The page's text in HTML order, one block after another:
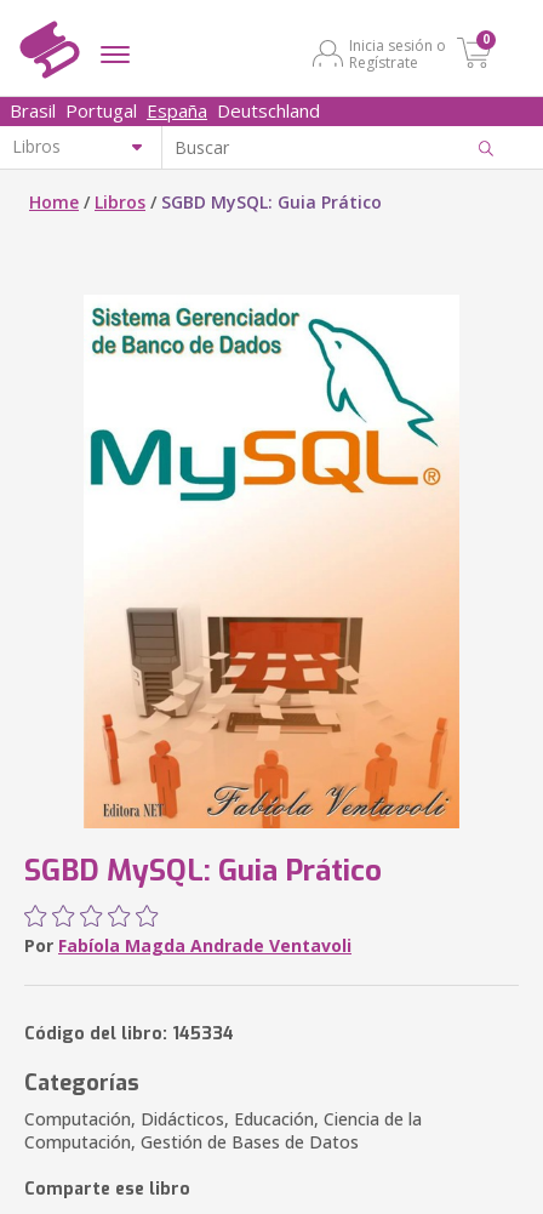
Inicia sesión o
Regístrate
0
Brasil Portugal España Deutschland
Home / Libros / SGBD MySQL: Guia Prático
SGBD MySQL: Guia Prático
Por Fabíola Magda Andrade Ventavoli
Código del libro: 145334
Categorías
Computación, Didácticos, Educación, Ciencia de la
Computación, Gestión de Bases de Datos
Comparte ese libro